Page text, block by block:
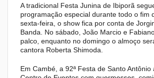
A tradicional Festa Junina de Ibiporã
programação especial durante todo o fim
sexta-feira, o show fica por conta de
Banda. No sábado, João Marcio e
palco, enquanto no domingo o almoço
cantora Roberta Shimoda.
Em Cambé, a 92ª Festa de Santo Antônio